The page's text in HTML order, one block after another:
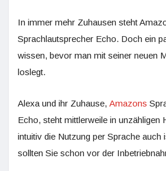
In immer mehr Zuhausen steht
Sprachlautsprecher Echo. Doch ein
wissen, bevor man mit seiner neuen
loslegt.
Alexa und ihr Zuhause, Amazons
Echo, steht mittlerweile in unzähligen
intuitiv die Nutzung per Sprache auch
sollten Sie schon vor der